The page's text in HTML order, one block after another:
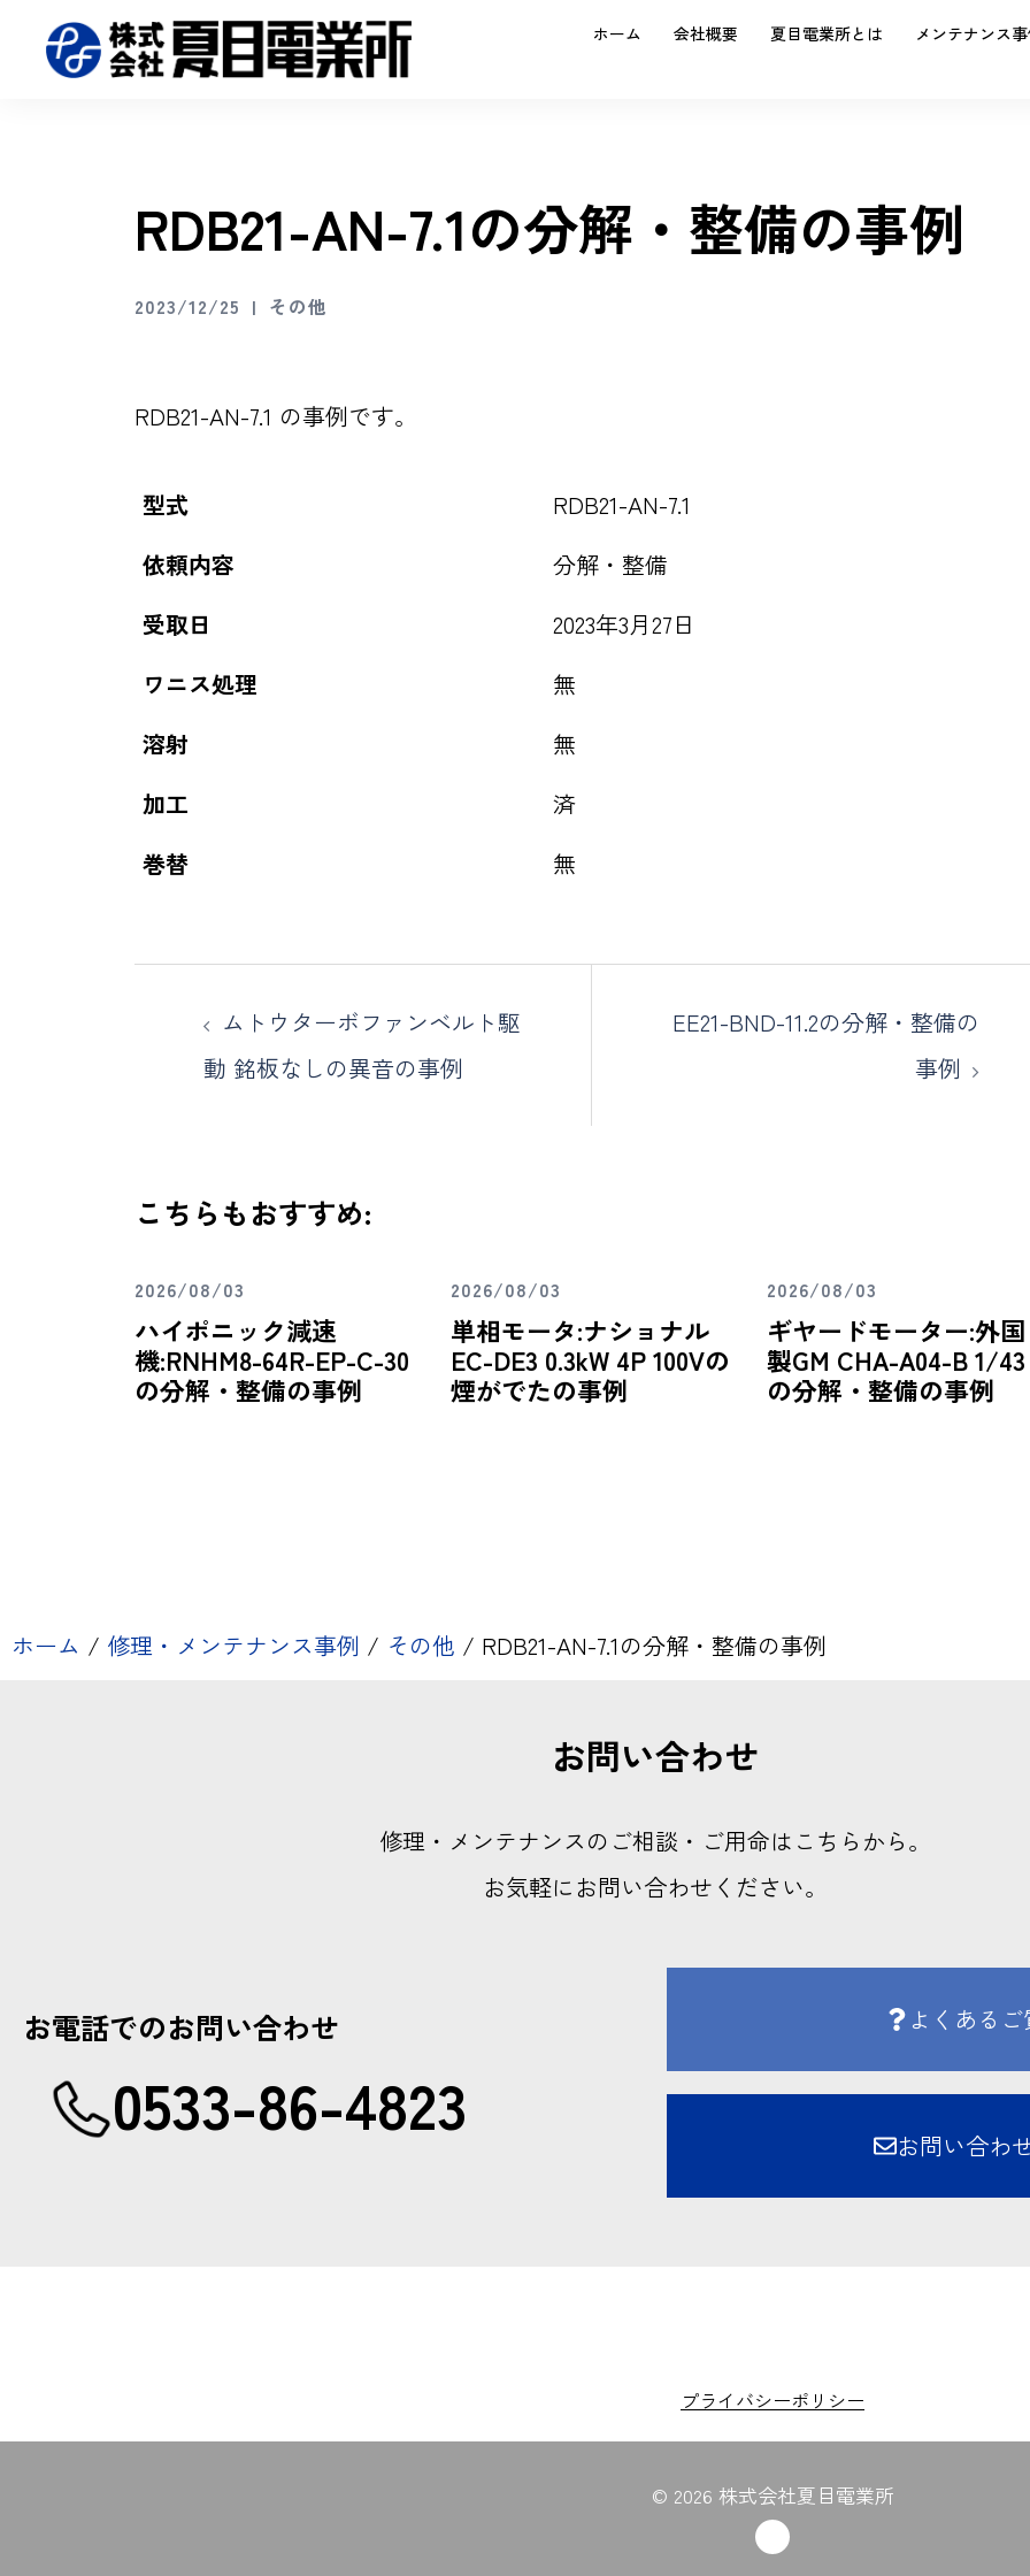
ホーム 会社概要 夏目電業所とは メンテナンス
RDB21-AN-7.1の分解・整備の事例
2023/12/25 その他
RDB21-AN-7.1 の事例です。
型式
RDB21-AN-7.1
依頼内容
分解・整備
受取日
2023年3月27日
ワニス処理
無
溶射
無
加工
済
巻替
無
ムトウターボファンベルト駆
動 銘板なしの異音の事例
EE21-BND-11.2の分解・整備の
事例
こちらもおすすめ:
2026/08/03
ハイポニック減速
機:RNHM8-64R-EP-C-30
の分解・整備の事例
2026/08/03
単相モータ:ナショナル
EC-DE3 0.3kW 4P 100Vの
煙がでたの事例
2026/08/03
ギヤードモーター:外国
製GM CHA-A04-B 1/43
の分解・整備の事例
ホーム / 修理・メンテナンス事例 / その他 / RDB21-AN-7.1の分解・整備の事例
お問い合わせ
修理・メンテナンスのご相談・ご用命はこちらから。
お気軽にお問い合わせください。
お電話でのお問い合わせ
0533-86-4823
よくある
お問い合わ
プライバシーポリシー
© 2026 株式会社夏目電業所